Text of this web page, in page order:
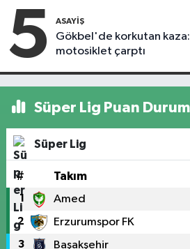
5 ASAYIŞ
Gökbel'de korkutan kaza:
motosiklet çarptı
Süper Lig Puan
Süper Lig
# Takım
1 Amed
2 Erzurumspor FK
3 Başakşehir